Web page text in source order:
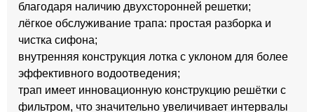
благодаря наличию двухсторонней решетки;
лёгкое обслуживание трапа: простая разборка и
чистка сифона;
внутренняя конструкция лотка с уклоном для более
эффективного водоотведения;
трап имеет инновационную конструкцию решётки с
фильтром, что значительно увеличивает интервалы